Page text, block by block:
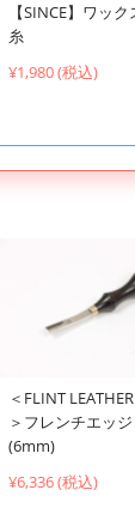
【SINCE】ワッ
糸
¥1,980 (税込)
＜FLINT
＞フレンチエッ
(6mm)
¥6,336 (税込)